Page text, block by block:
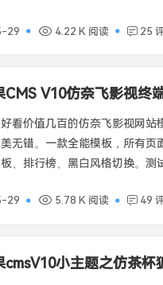
29 4.22 K 阅读 25
CMS V10仿奈飞影视终
看价值几百的仿奈飞影视网站
无错。一款全能模板，所有页
、排行榜、黑白风格切换。测
29 5.78 K 阅读 49
cmsV10小主题之仿茶